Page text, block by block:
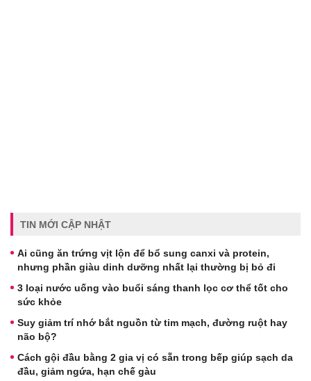
TIN MỚI CẬP NHẬT
Ai cũng ăn trứng vịt lộn để bổ sung canxi và protein,
nhưng phần giàu dinh dưỡng nhất lại thường bị bỏ đi
3 loại nước uống vào buổi sáng thanh lọc cơ thể tốt cho
sức khỏe
Suy giảm trí nhớ bắt nguồn từ tim mạch, đường ruột hay
não bộ?
Cách gội đầu bằng 2 gia vị có sẵn trong bếp giúp sạch da
đầu, giảm ngứa, hạn chế gàu